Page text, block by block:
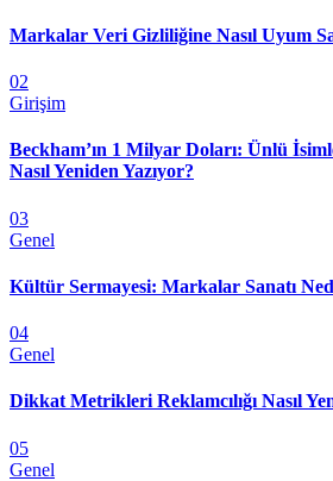
Markalar Veri Gizliliğine Nasıl Uyum
02
Girişim
Beckham’ın 1 Milyar Doları: Ünlü
Nasıl Yeniden Yazıyor?
03
Genel
Kültür Sermayesi: Markalar Sanatı
04
Genel
Dikkat Metrikleri Reklamcılığı Nasıl
05
Genel